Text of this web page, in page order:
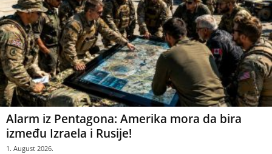
Alarm iz Pentagona: Amerika mora da bira
između Izraela i Rusije!
1. August 2026.